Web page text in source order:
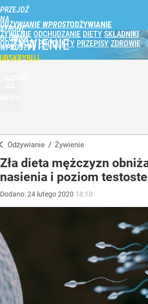
PRZEJDŹ
NA
STRONĘ
GŁÓWNĄ
WPROST.PL
ODŻYWIANIE WPROST
ŻYWIENIE ODCHUDZANIE DIETY SKŁADNIKI
ODŻYWCZE PRODUKTY PRZEPISY ZDROWIE
ŻYWIENIE
Odżywianie / Żywienie
Zła dieta mężczyzn
nasienia i poziom
Dodano:24 lutego2020 18:10